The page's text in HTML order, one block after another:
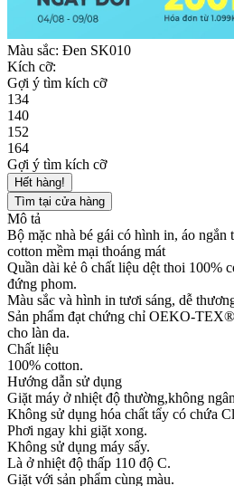
Màu sắc: Đen SK010
Kích cỡ:
Gợi ý tìm kích cỡ
134
140
152
164
Gợi ý tìm kích cỡ
Hết hàng!
Tìm tại cửa hàng
Mô tả
Bộ mặc nhà bé gái có hình in, áo ngắn
cotton mềm mại thoáng mát
Quần dài kẻ ô chất liệu dệt thoi 100%
đứng phom.
Màu sắc và hình in tươi sáng, dễ
Sản phẩm đạt chứng chỉ OEKO-
cho làn da.
Chất liệu
100% cotton.
Hướng dẫn sử dụng
Giặt máy ở nhiệt độ thường,không
Không sử dụng hóa chất tẩy có chứa
Phơi ngay khi giặt xong.
Không sử dụng máy sấy.
Là ở nhiệt độ thấp 110 độ C.
Giặt với sản phẩm cùng màu.